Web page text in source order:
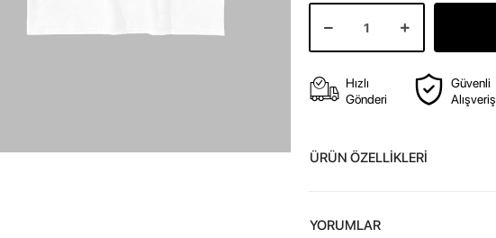
Hızlı
Gönderi
Güvenli
Alışveriş
ÜRÜN ÖZELLİKLERİ
YORUMLAR